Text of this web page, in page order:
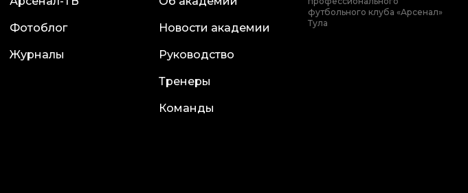
Фотоблог
Журналы
Новости академии
Руководство
Тренеры
Команды
футбольного клуба «Арсенал»
Тула